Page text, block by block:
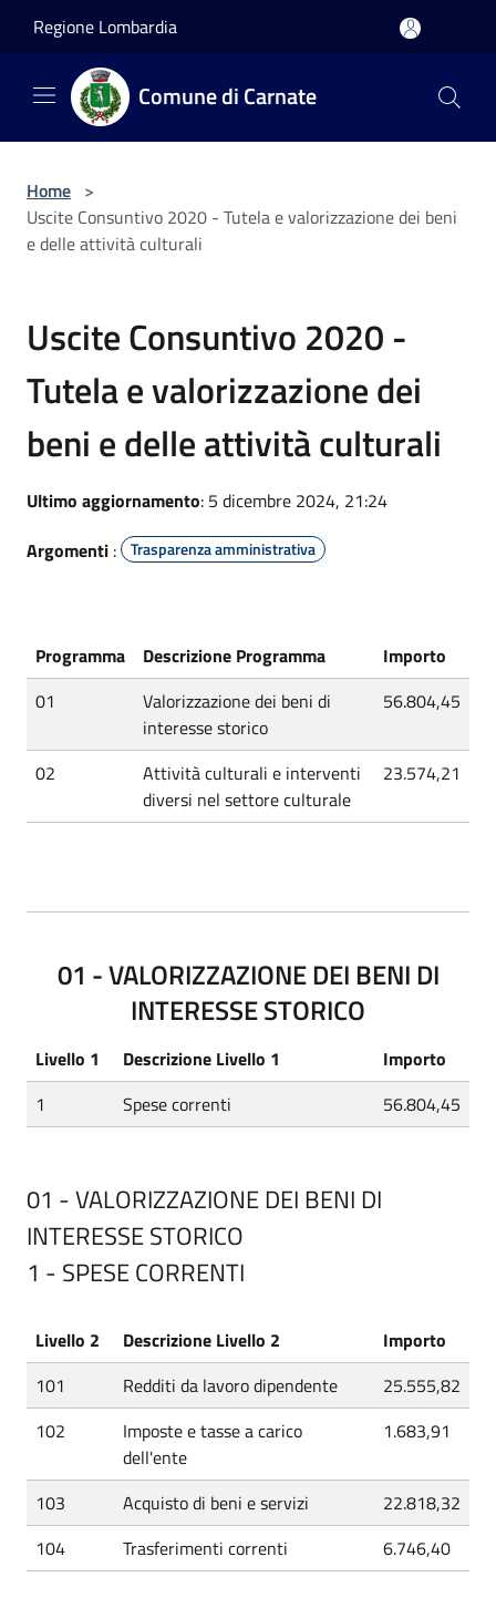
Regione Lombardia
Comune di Carnate
Home >
Uscite Consuntivo 2020 - Tutela e valorizzazione dei beni
e delle attività culturali
Uscite Consuntivo 2020 -
Tutela e valorizzazione dei
beni e delle attività culturali
Ultimo aggiornamento: 5 dicembre 2024, 21:24
Argomenti : Trasparenza amministrativa
Programma Descrizione Programma
Importo
01
Valorizzazione dei beni di
interesse storico
56.804,45
02
Attività culturali e interventi
diversi nel settore culturale
23.574,21
01 - VALORIZZAZIONE DEI BENI DI
INTERESSE STORICO
Livello 1 Descrizione Livello 1
Importo
1
Spese correnti 56.804,45
01 - VALORIZZAZIONE DEI BENI DI
INTERESSE STORICO
1 - SPESE CORRENTI
Livello 2 Descrizione Livello 2
Importo
101
Redditi da lavoro dipendente
25.555,82
102
Imposte e tasse a carico
dell'ente
1.683,91
103 Acquisto di beni e servizi
22.818,32
104
Trasferimenti correnti 6.746,40